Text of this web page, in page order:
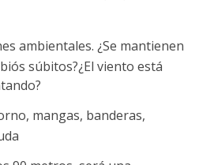
ambientales. ¿Se mantienen
súbitos?¿El viento está
mangas, banderas,